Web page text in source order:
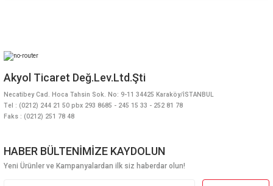
Akyol Ticaret Değ.Lev.Ltd.Şti
Necatibey Cad. Hoca Tahsin Sok. No: 9-11 34425 Karaköy/İSTANBUL
Tel : (0212) 244 21 50 pbx 293 8685 - 245 15 33 - 252 81 78
Faks : (0212) 251 78 48
HABER BÜLTENİMİZE KAYDOLUN
Yeni Ürünler ve Kampanyalardan ilk siz haberdar olun!